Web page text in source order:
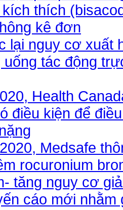
thích
kê đơn
lại nguy cơ xuất
tác động
Health
điều kiện để
Medsafe
rocuronium
tăng nguy cơ
cáo mới